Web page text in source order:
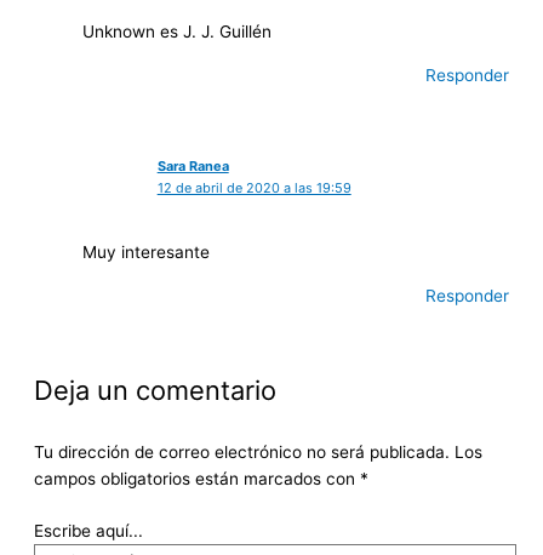
Unknown es J. J. Guillén
Responder
Sara Ranea
12 de abril de 2020 a las 19:59
Muy interesante
Responder
Deja un comentario
Tu dirección de correo electrónico no será publicada. Los
campos obligatorios están marcados con *
Escribe aquí...